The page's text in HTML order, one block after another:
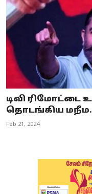
டிவி
தொடங்கிய மநீம..!
Feb 21, 2024